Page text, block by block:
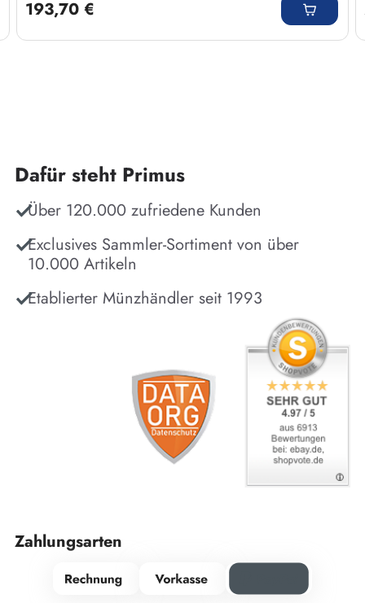
193,70 €
Dafür steht Primus
Über 120.000 zufriedene Kunden
Exclusives Sammler-Sortiment von über
10.000 Artikeln
Etablierter Münzhändler seit 1993
Zahlungsarten